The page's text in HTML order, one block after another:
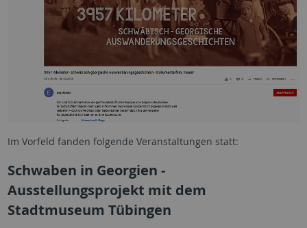
Im Vorfeld fanden folgende Veranstaltungen statt:
Schwaben in Georgien -
Ausstellungsprojekt mit dem
Stadtmuseum Tübingen